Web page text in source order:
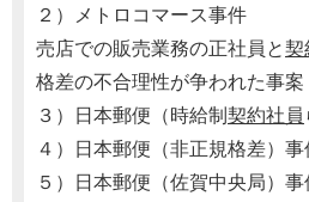
２）メトロコマース事件
売店での販売業務の正社員と契
格差の不合理性が争われた事案
３）日本郵便（時給制契約社員
４）日本郵便（非正規格差）事
５）日本郵便（佐賀中央局）事